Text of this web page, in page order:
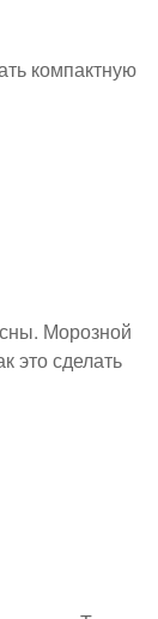
компактную
Морозной
это сделать